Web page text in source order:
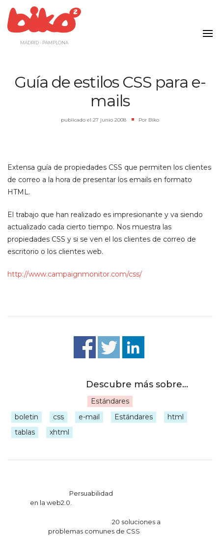
contenido
MADRID - PAMPLONA
Guía de estilos CSS para e-
mails
publicado el 27 junio 2008 Por Biko
Extensa guía de propiedades CSS que permiten los clientes
de correo a la hora de presentar los emails en formato
HTML.
El trabajo que han realizado es impresionante y va siendo
actualizado cada cierto tiempo. Nos muestra las
propiedades CSS y si se ven el los clientes de correo de
escritorio o los clientes web.
http://www.campaignmonitor.com/css/
Estándares
boletin css e-mail Estándares
html
tablas
xhtml
Navegación
de
Persuabilidad
en la web2.0.
20 soluciones a
problemas comunes de CSS